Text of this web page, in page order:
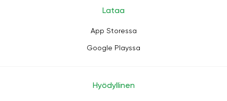
Lataa
App Storessa
Google Playssa
Hyödyllinen